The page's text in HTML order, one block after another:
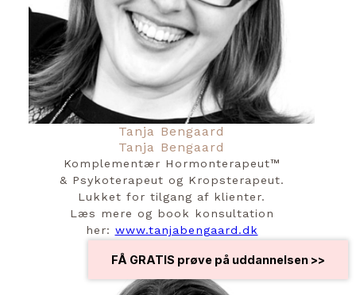
Tanja Bengaard
Tanja Bengaard
Komplementær Hormonterapeut™️
& Psykoterapeut og Kropsterapeut.
Lukket for tilgang af klienter.
Læs mere og book konsultation
her: www.tanjabengaard.dk
FÅ GRATIS prøve på uddannelsen >>